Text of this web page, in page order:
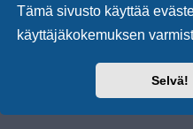
Tämä sivusto käyttää
käyttäjäkokemuksen
Selvä!
Flat Style byIan Bradley•
Käännös: